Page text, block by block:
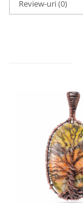
Review-uri(0)